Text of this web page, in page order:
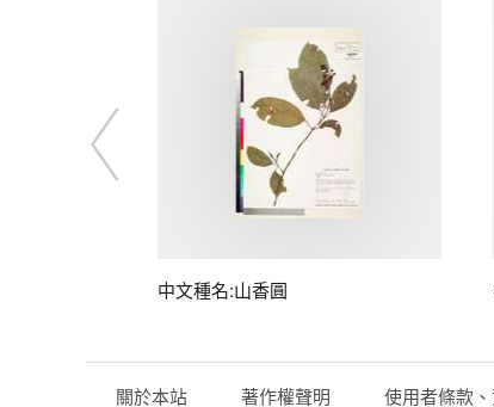
中文種名:山香圓
關於本站 著作權聲明 使用者條款